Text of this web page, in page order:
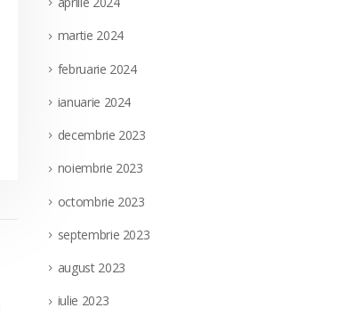
Societatea Filiala de Întreţinere şi
martie 2024
februarie 2024
ianuarie 2024
decembrie 2023
noiembrie 2023
octombrie 2023
septembrie 2023
august 2023
iulie 2023